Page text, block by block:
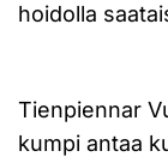
hoidolla
Tienpiennar
kumpi antaa